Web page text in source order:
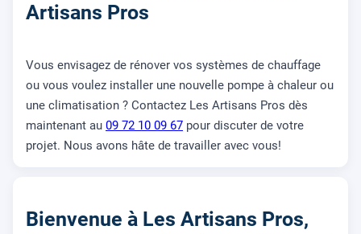
Artisans Pros
Vous envisagez de rénover vos systèmes de chauffage
ou vous voulez installer une nouvelle pompe à chaleur ou
une climatisation ? Contactez Les Artisans Pros dès
maintenant au 09 72 10 09 67 pour discuter de votre
projet. Nous avons hâte de travailler avec vous!
Bienvenue à Les Artisans Pros,